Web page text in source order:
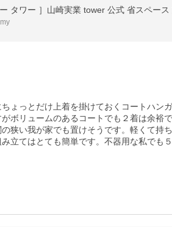
ー タワー ］山崎実業 tower 公式 省スペー
ょっとだけ上着を掛けておくコートハン
ボリュームのあるコートでも２着は余裕
狭い我が家でも置けそうです。軽くて持
立てはとても簡単です。不器用な私でも